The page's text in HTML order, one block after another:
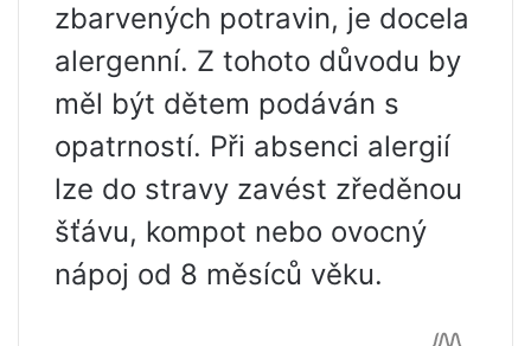
zbarvených potravin, je docela
alergenní. Z tohoto důvodu by
měl být dětem podáván s
opatrností. Při absenci alergií
lze do stravy zavést zředěnou
šťávu, kompot nebo ovocný
nápoj od 8 měsíců věku.